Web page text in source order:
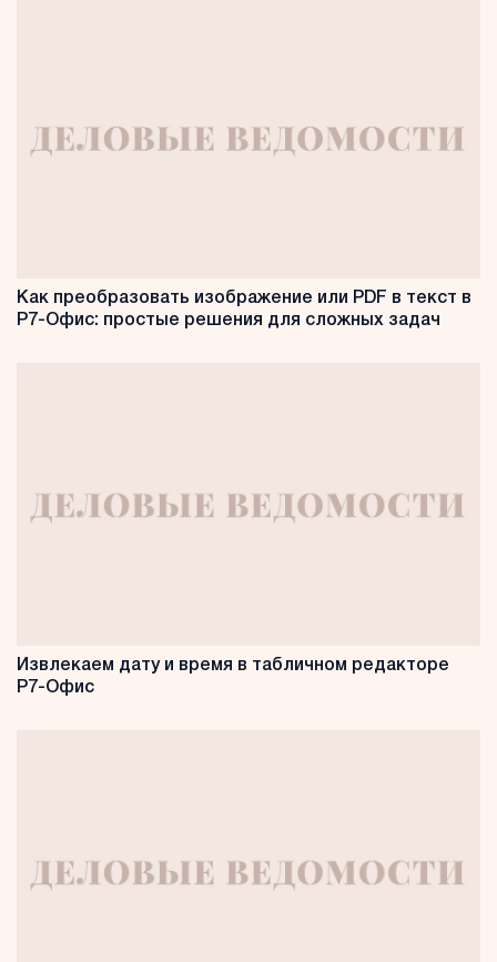
Как преобразовать изображение или PDF в текст в
Р7-Офис: простые решения для сложных задач
Извлекаем дату и время в табличном редакторе
Р7-Офис